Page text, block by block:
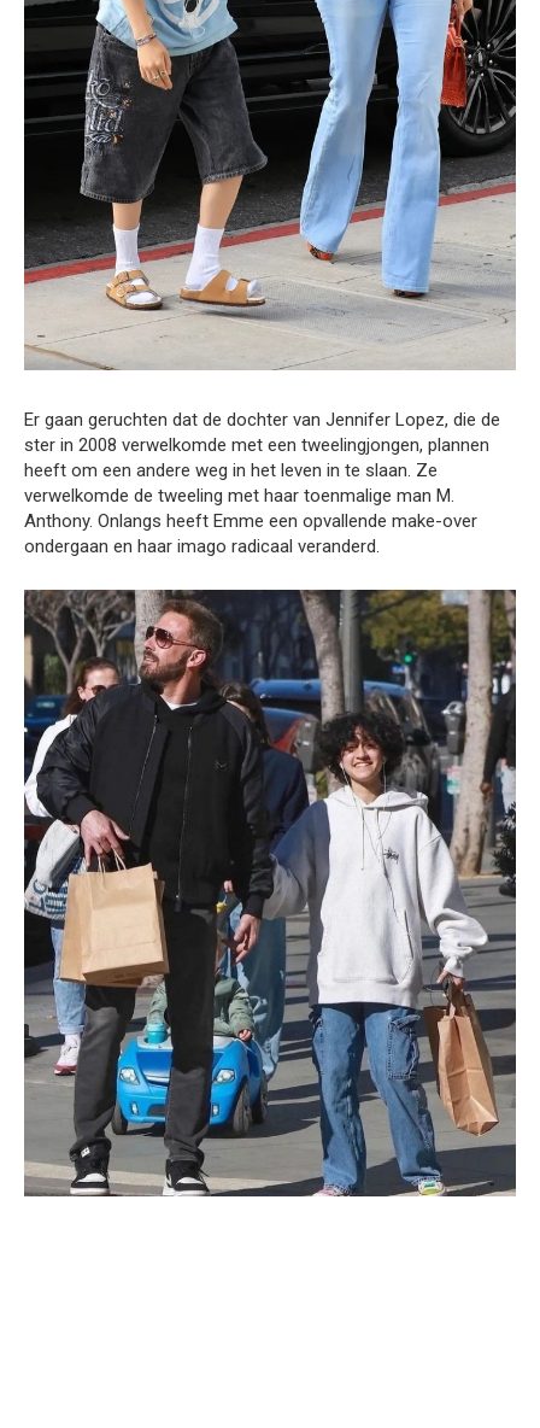
Er gaan geruchten dat de dochter van Jennifer Lopez, die de
ster in 2008 verwelkomde met een tweelingjongen, plannen
heeft om een andere weg in het leven in te slaan. Ze
verwelkomde de tweeling met haar toenmalige man M.
Anthony. Onlangs heeft Emme een opvallende make-over
ondergaan en haar imago radicaal veranderd.